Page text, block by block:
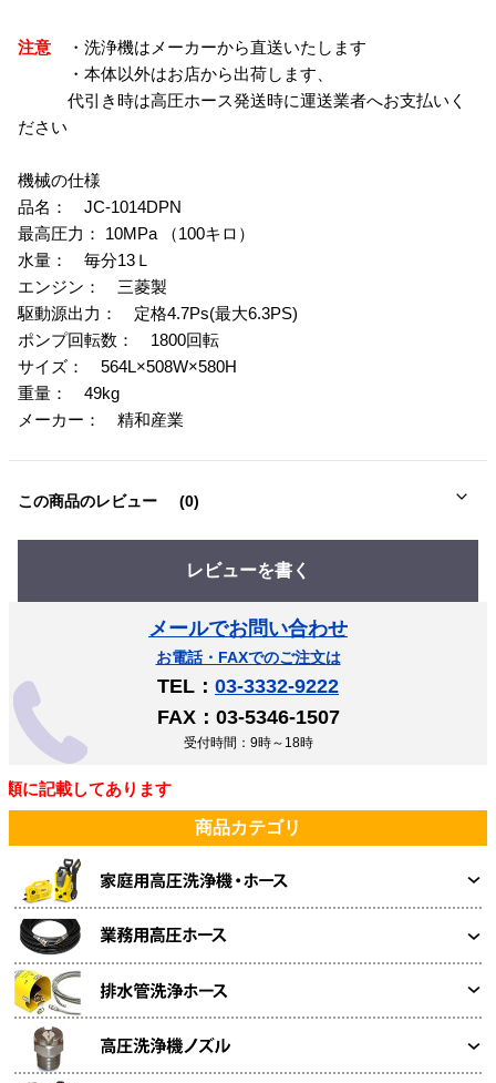
注意
・洗浄機はメーカーから直送いたします
・本体以外はお店から出荷します、
代引き時は高圧ホース発送時に運送業者へお支払いく
ださい
機械の仕様
品名： JC-1014DPN
最高圧力： 10MPa （100キロ）
水量： 毎分13Ｌ
エンジン： 三菱製
駆動源出力： 定格4.7Ps(最大6.3PS)
ポンプ回転数： 1800回転
サイズ： 564L×508W×580H
重量： 49kg
メーカー： 精和産業
この商品のレビュー (0)
レビューを書く
メールでお問い合わせ
お電話・FAXでのご注文は
TEL： 03-3332-9222
FAX：03-5346-1507
受付時間：9時～18時
記載してあります
商品カテゴリ